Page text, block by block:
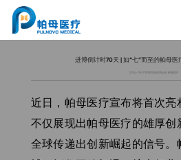
进博倒计时70天 | 如“七”而至的帕母医
2024-08-27 即将亮相进博会的 帕母医疗
近日，帕母医疗宣布将首次亮
不仅展现出帕母医疗的雄厚创
全球传递出创新崛起的信号。